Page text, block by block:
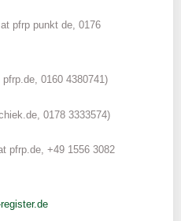
at pfrp punkt de , 0176
0160 4380741)
0178 3333574)
pfrp.de, +49 1556 3082